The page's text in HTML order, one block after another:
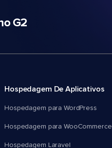
G2
Hospedagem De Aplicativos
Hospedagem para WordPress
Hospedagem para WooCommerce
Hospedagem Laravel